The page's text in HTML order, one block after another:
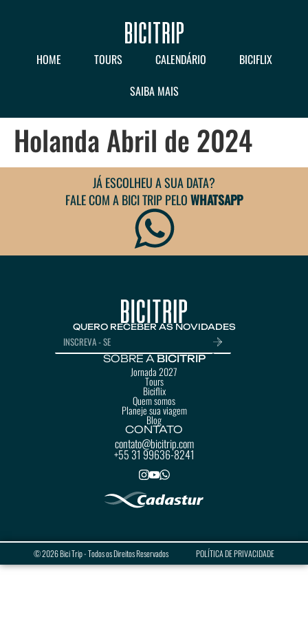
HOME TOURS CALENDÁRIO
BICIFLIX
SAIBA MAIS
Holanda Abril de 2024
JÁ ESCOLHEU A SUA DATA?
FALE COM A BICI TRIP PELOWHATSAPP
QUERO RECEBER AS NOVIDADES
SOBRE A BICITRIP
Jornada 2027
Tours
Biciflix
Quem somos
Planeje sua viagem
Blog
CONTATO
contato@bicitrip.com
+55 31 99636-8241
© 2026 Bici Trip - Todos os Direitos Reservados POLÍTICA DE PRIVACIDADE